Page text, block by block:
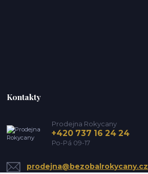
Kontakty
Prodejna Rokycany
+420 737 16 24 24
Po-Pá 09-17
prodejna@bezobalrokycany.cz